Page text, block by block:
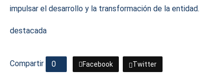
impulsar el desarrollo y la transformación de la entidad.
destacada
Compartir 0 Facebook Twitter